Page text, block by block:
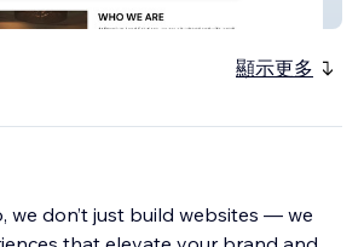
顯示更多
we don’t just build websites — we